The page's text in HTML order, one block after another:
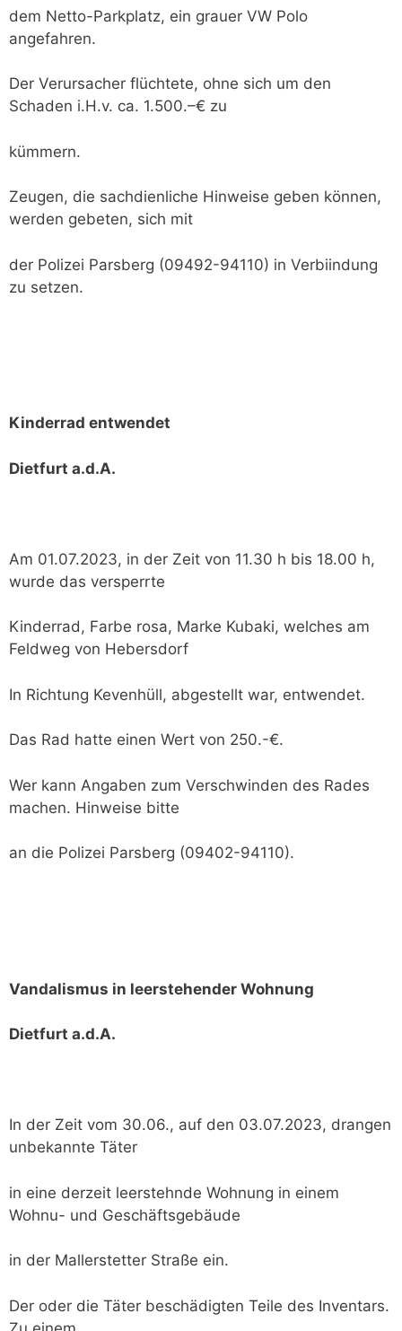
dem Netto-Parkplatz, ein grauer VW Polo
angefahren.
Der Verursacher flüchtete, ohne sich um den
Schaden i.H.v. ca. 1.500.–€ zu
kümmern.
Zeugen, die sachdienliche Hinweise geben können,
werden gebeten, sich mit
der Polizei Parsberg (09492-94110) in Verbiindung
zu setzen.
Kinderrad entwendet
Dietfurt a.d.A.
Am 01.07.2023, in der Zeit von 11.30 h bis 18.00 h,
wurde das versperrte
Kinderrad, Farbe rosa, Marke Kubaki, welches am
Feldweg von Hebersdorf
In Richtung Kevenhüll, abgestellt war, entwendet.
Das Rad hatte einen Wert von 250.-€.
Wer kann Angaben zum Verschwinden des Rades
machen. Hinweise bitte
an die Polizei Parsberg (09402-94110).
Vandalismus in leerstehender Wohnung
Dietfurt a.d.A.
In der Zeit vom 30.06., auf den 03.07.2023, drangen
unbekannte Täter
in eine derzeit leerstehnde Wohnung in einem
Wohnu- und Geschäftsgebäude
in der Mallerstetter Straße ein.
Der oder die Täter beschädigten Teile des Inventars.